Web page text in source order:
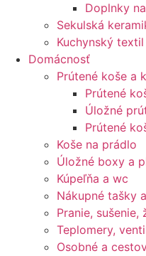
Doplnky
Sekulská
Kuchynský
Domácnosť
Prútené koše a
Prútené
Úložné
Prútené
Koše na prádlo
Úložné boxy a
Kúpeľňa a wc
Nákupné tašky
Pranie, sušenie,
Teplomery,
Osobné a